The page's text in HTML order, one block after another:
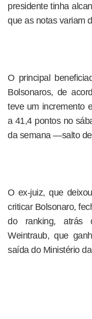
presidente tinha
que as notas variam
O principal
Bolsonaros, de
teve um incremento
a 41,4 pontos no
da semana —salto
O ex-juiz, que
criticar Bolsonaro,
do ranking, atrás
Weintraub, que
saída do Ministério